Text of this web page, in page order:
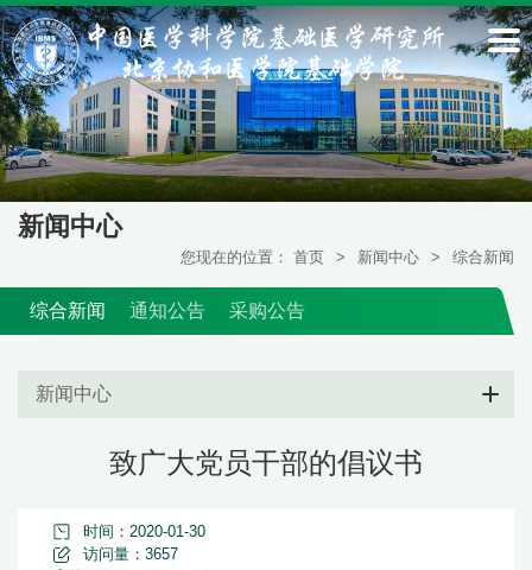
新闻中心
您现在的位置： 首页 > 新闻中心 > 综合新闻
综合新闻 通知公告 采购公告
新闻中心
致广大党员干部的倡议书
时间：2020-01-30
访问量： 3657